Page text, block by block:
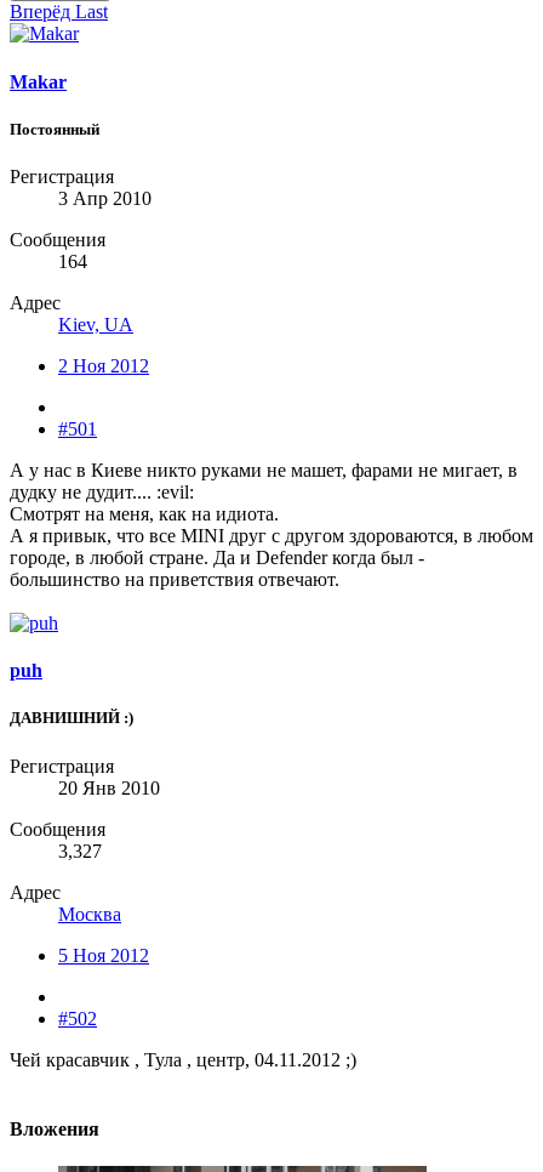
Вперёд Last
Makar
Постоянный
Регистрация
3 Апр 2010
Сообщения
164
Адрес
Kiev, UA
2 Ноя 2012
#501
А у нас в Киеве никто руками не машет, фарами не мигает, в
дудку не дудит.... :evil:
Смотрят на меня, как на идиота.
А я привык, что все MINI друг с другом здороваются, в любом
городе, в любой стране. Да и Defender когда был -
большинство на приветствия отвечают.
puh
ДАВНИШНИЙ :)
Регистрация
20 Янв 2010
Сообщения
3,327
Адрес
Москва
5 Ноя 2012
#502
Чей красавчик , Тула , центр, 04.11.2012 ;)
Вложения